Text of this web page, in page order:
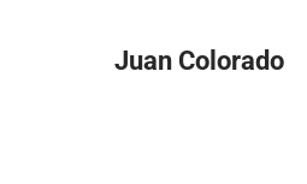
Juan Colorado